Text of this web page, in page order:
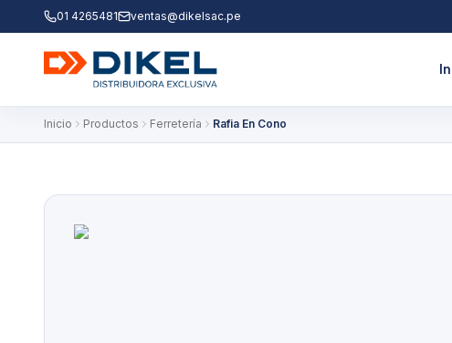
01 4265481 ventas@dikelsac.pe
Inicio Productos Ferretería Rafia En Cono